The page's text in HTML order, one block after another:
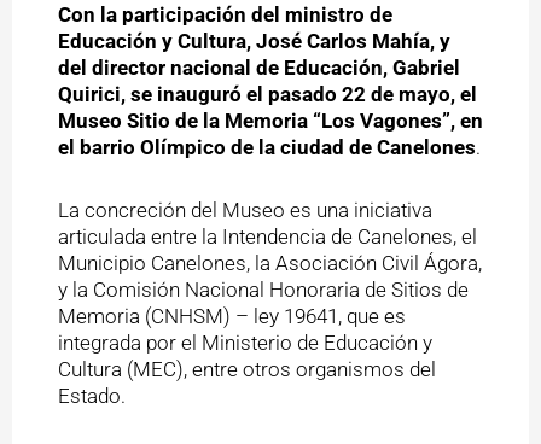
Con la participación del ministro de
Educación y Cultura, José Carlos Mahía, y
del director nacional de Educación, Gabriel
Quirici, se inauguró el pasado 22 de mayo, el
Museo Sitio de la Memoria “Los Vagones”, en
el barrio Olímpico de la ciudad de Canelones.
La concreción del Museo es una iniciativa
articulada entre la Intendencia de Canelones, el
Municipio Canelones, la Asociación Civil Ágora,
y la Comisión Nacional Honoraria de Sitios de
Memoria (CNHSM) – ley 19641, que es
integrada por el Ministerio de Educación y
Cultura (MEC), entre otros organismos del
Estado.